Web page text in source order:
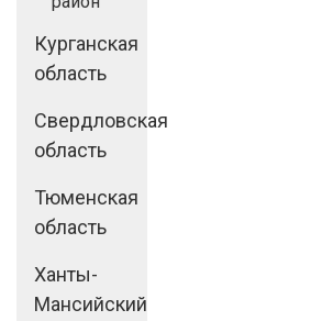
Курганская
область
Свердловская
область
Тюменская
область
Ханты-
Мансийский